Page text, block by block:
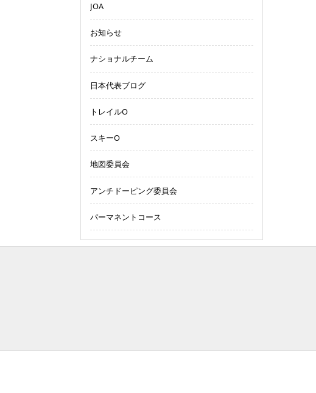
JOA
お知らせ
ナショナルチーム
日本代表ブログ
トレイルO
スキーO
地図委員会
アンチドーピング委員会
パーマネントコース